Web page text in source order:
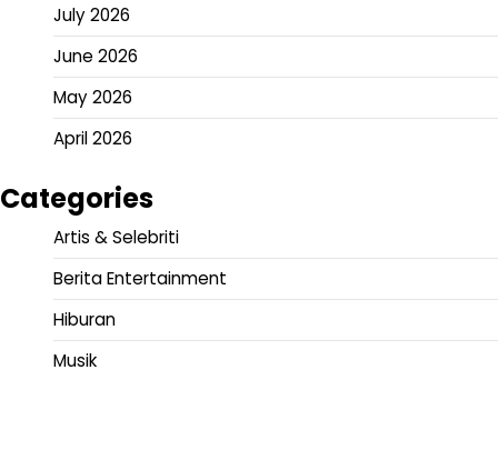
July 2026
June 2026
May 2026
April 2026
Categories
Artis & Selebriti
Berita Entertainment
Hiburan
Musik